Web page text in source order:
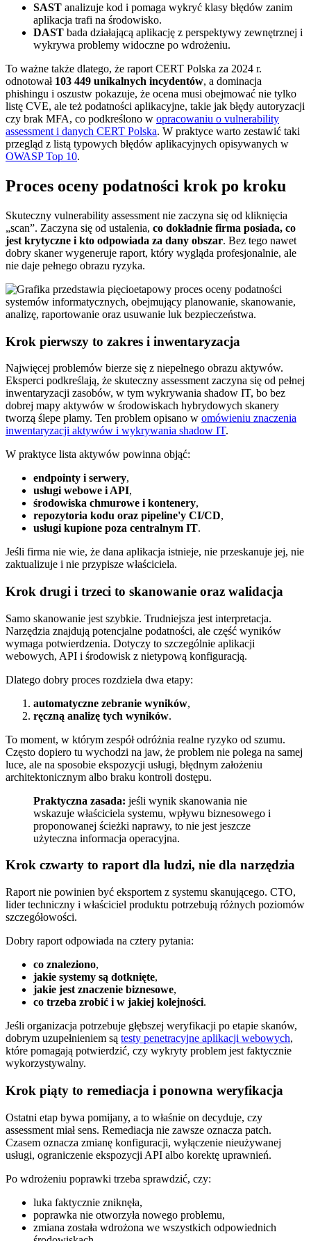
SAST analizuje kod i pomaga wykryć klasy błędów zanim
aplikacja trafi na środowisko.
DAST bada działającą aplikację z perspektywy zewnętrznej i
wykrywa problemy widoczne po wdrożeniu.
To ważne także dlatego, że raport CERT Polska za 2024 r.
odnotował 103 449 unikalnych incydentów, a dominacja
phishingu i oszustw pokazuje, że ocena musi obejmować nie tylko
listę CVE, ale też podatności aplikacyjne, takie jak błędy autoryzacji
czy brak MFA, co podkreślono w opracowaniu o vulnerability
assessment i danych CERT Polska. W praktyce warto zestawić taki
przegląd z listą typowych błędów aplikacyjnych opisywanych w
OWASP Top 10.
Proces oceny podatności krok po kroku
Skuteczny vulnerability assessment nie zaczyna się od kliknięcia
„scan”. Zaczyna się od ustalenia, co dokładnie firma posiada, co
jest krytyczne i kto odpowiada za dany obszar. Bez tego nawet
dobry skaner wygeneruje raport, który wygląda profesjonalnie, ale
nie daje pełnego obrazu ryzyka.
Krok pierwszy to zakres i inwentaryzacja
Najwięcej problemów bierze się z niepełnego obrazu aktywów.
Eksperci podkreślają, że skuteczny assessment zaczyna się od pełnej
inwentaryzacji zasobów, w tym wykrywania shadow IT, bo bez
dobrej mapy aktywów w środowiskach hybrydowych skanery
tworzą ślepe plamy. Ten problem opisano w omówieniu znaczenia
inwentaryzacji aktywów i wykrywania shadow IT.
W praktyce lista aktywów powinna objąć:
endpointy i serwery,
usługi webowe i API,
środowiska chmurowe i kontenery,
repozytoria kodu oraz pipeline'y CI/CD,
usługi kupione poza centralnym IT.
Jeśli firma nie wie, że dana aplikacja istnieje, nie przeskanuje jej, nie
zaktualizuje i nie przypisze właściciela.
Krok drugi i trzeci to skanowanie oraz walidacja
Samo skanowanie jest szybkie. Trudniejsza jest interpretacja.
Narzędzia znajdują potencjalne podatności, ale część wyników
wymaga potwierdzenia. Dotyczy to szczególnie aplikacji
webowych, API i środowisk z nietypową konfiguracją.
Dlatego dobry proces rozdziela dwa etapy:
automatyczne zebranie wyników,
ręczną analizę tych wyników.
To moment, w którym zespół odróżnia realne ryzyko od szumu.
Często dopiero tu wychodzi na jaw, że problem nie polega na samej
luce, ale na sposobie ekspozycji usługi, błędnym założeniu
architektonicznym albo braku kontroli dostępu.
Praktyczna zasada: jeśli wynik skanowania nie
wskazuje właściciela systemu, wpływu biznesowego i
proponowanej ścieżki naprawy, to nie jest jeszcze
użyteczna informacja operacyjna.
Krok czwarty to raport dla ludzi, nie dla narzędzia
Raport nie powinien być eksportem z systemu skanującego. CTO,
lider techniczny i właściciel produktu potrzebują różnych poziomów
szczegółowości.
Dobry raport odpowiada na cztery pytania:
co znaleziono,
jakie systemy są dotknięte,
jakie jest znaczenie biznesowe,
co trzeba zrobić i w jakiej kolejności.
Jeśli organizacja potrzebuje głębszej weryfikacji po etapie skanów,
dobrym uzupełnieniem są testy penetracyjne aplikacji webowych,
które pomagają potwierdzić, czy wykryty problem jest faktycznie
wykorzystywalny.
Krok piąty to remediacja i ponowna weryfikacja
Ostatni etap bywa pomijany, a to właśnie on decyduje, czy
assessment miał sens. Remediacja nie zawsze oznacza patch.
Czasem oznacza zmianę konfiguracji, wyłączenie nieużywanej
usługi, ograniczenie ekspozycji API albo korektę uprawnień.
Po wdrożeniu poprawki trzeba sprawdzić, czy:
luka faktycznie zniknęła,
poprawka nie otworzyła nowego problemu,
zmiana została wdrożona we wszystkich odpowiednich